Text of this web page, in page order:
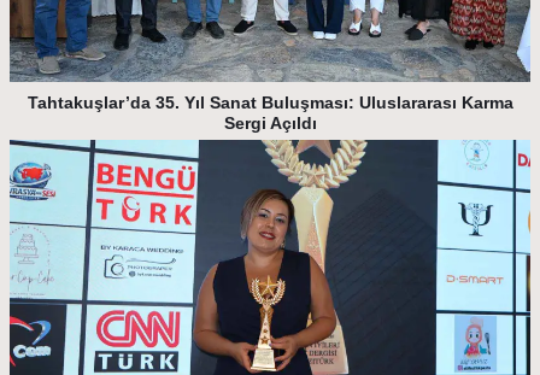
Tahtakuşlar’da 35. Yıl Sanat Buluşması: Uluslararası Karma
Sergi Açıldı